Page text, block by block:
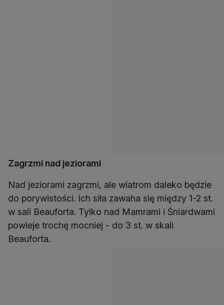
Zagrzmi nad jeziorami
Nad jeziorami zagrzmi, ale wiatrom daleko będzie
do porywistości. Ich siła zawaha się między 1-2 st.
w sali Beauforta. Tylko nad Mamrami i Śniardwami
powieje trochę mocniej - do 3 st. w skali
Beauforta.